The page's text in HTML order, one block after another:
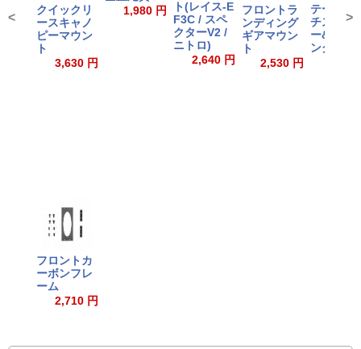
クイックリ
ースキャノ
ピーマウン
ト
3,630 円
1,980 円
ト(レイス-E
F3C / スペ
クターV2 /
ニトロ)
2,640 円
フロントラ
ンディング
ギアマウン
ト
2,530 円
テールピ
チスライ
ー&ベア
ング
フロントカ
ーボンフレ
ーム
2,710 円
< >